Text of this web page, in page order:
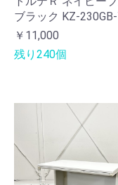
ブラック KZ-
￥11,000
残り240個